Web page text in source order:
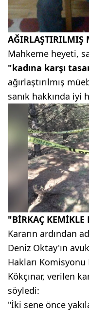
AĞIRLAŞTIRILMIŞ
Mahkeme heyeti,
"kadına karşı
ağırlaştırılmış
sanık hakkında iyi
"BİRKAÇ
Kararın ardından
Deniz Oktay'ın
Hakları Komisyonu
Kökçınar, verilen
söyledi:
"İki sene önce